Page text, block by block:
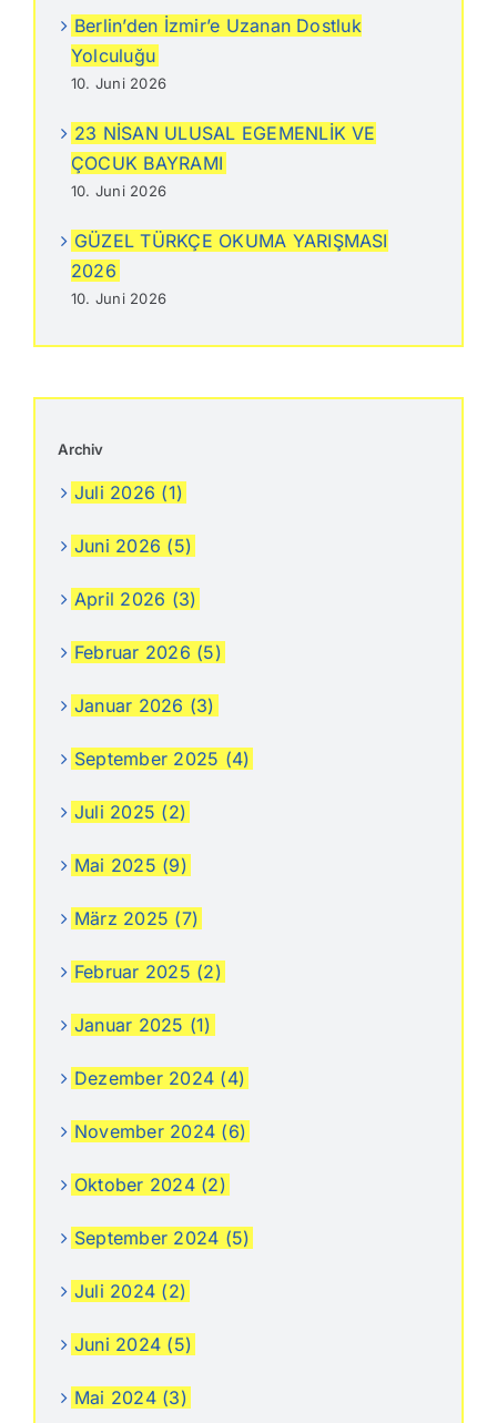
Berlin’den İzmir’e Uzanan Dostluk
Yolculuğu
10. Juni 2026
23 NİSAN ULUSAL EGEMENLİK VE
ÇOCUK BAYRAMI
10. Juni 2026
GÜZEL TÜRKÇE OKUMA YARIŞMASI
2026
10. Juni 2026
Archiv
Juli 2026 (1)
Juni 2026 (5)
April 2026 (3)
Februar 2026 (5)
Januar 2026 (3)
September 2025 (4)
Juli 2025 (2)
Mai 2025 (9)
März 2025 (7)
Februar 2025 (2)
Januar 2025 (1)
Dezember 2024 (4)
November 2024 (6)
Oktober 2024 (2)
September 2024 (5)
Juli 2024 (2)
Juni 2024 (5)
Mai 2024 (3)